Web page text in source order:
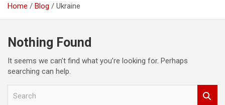
Home Blog Ukraine
Nothing Found
It seems we can’t find what you’re looking for. Perhaps
searching can help.